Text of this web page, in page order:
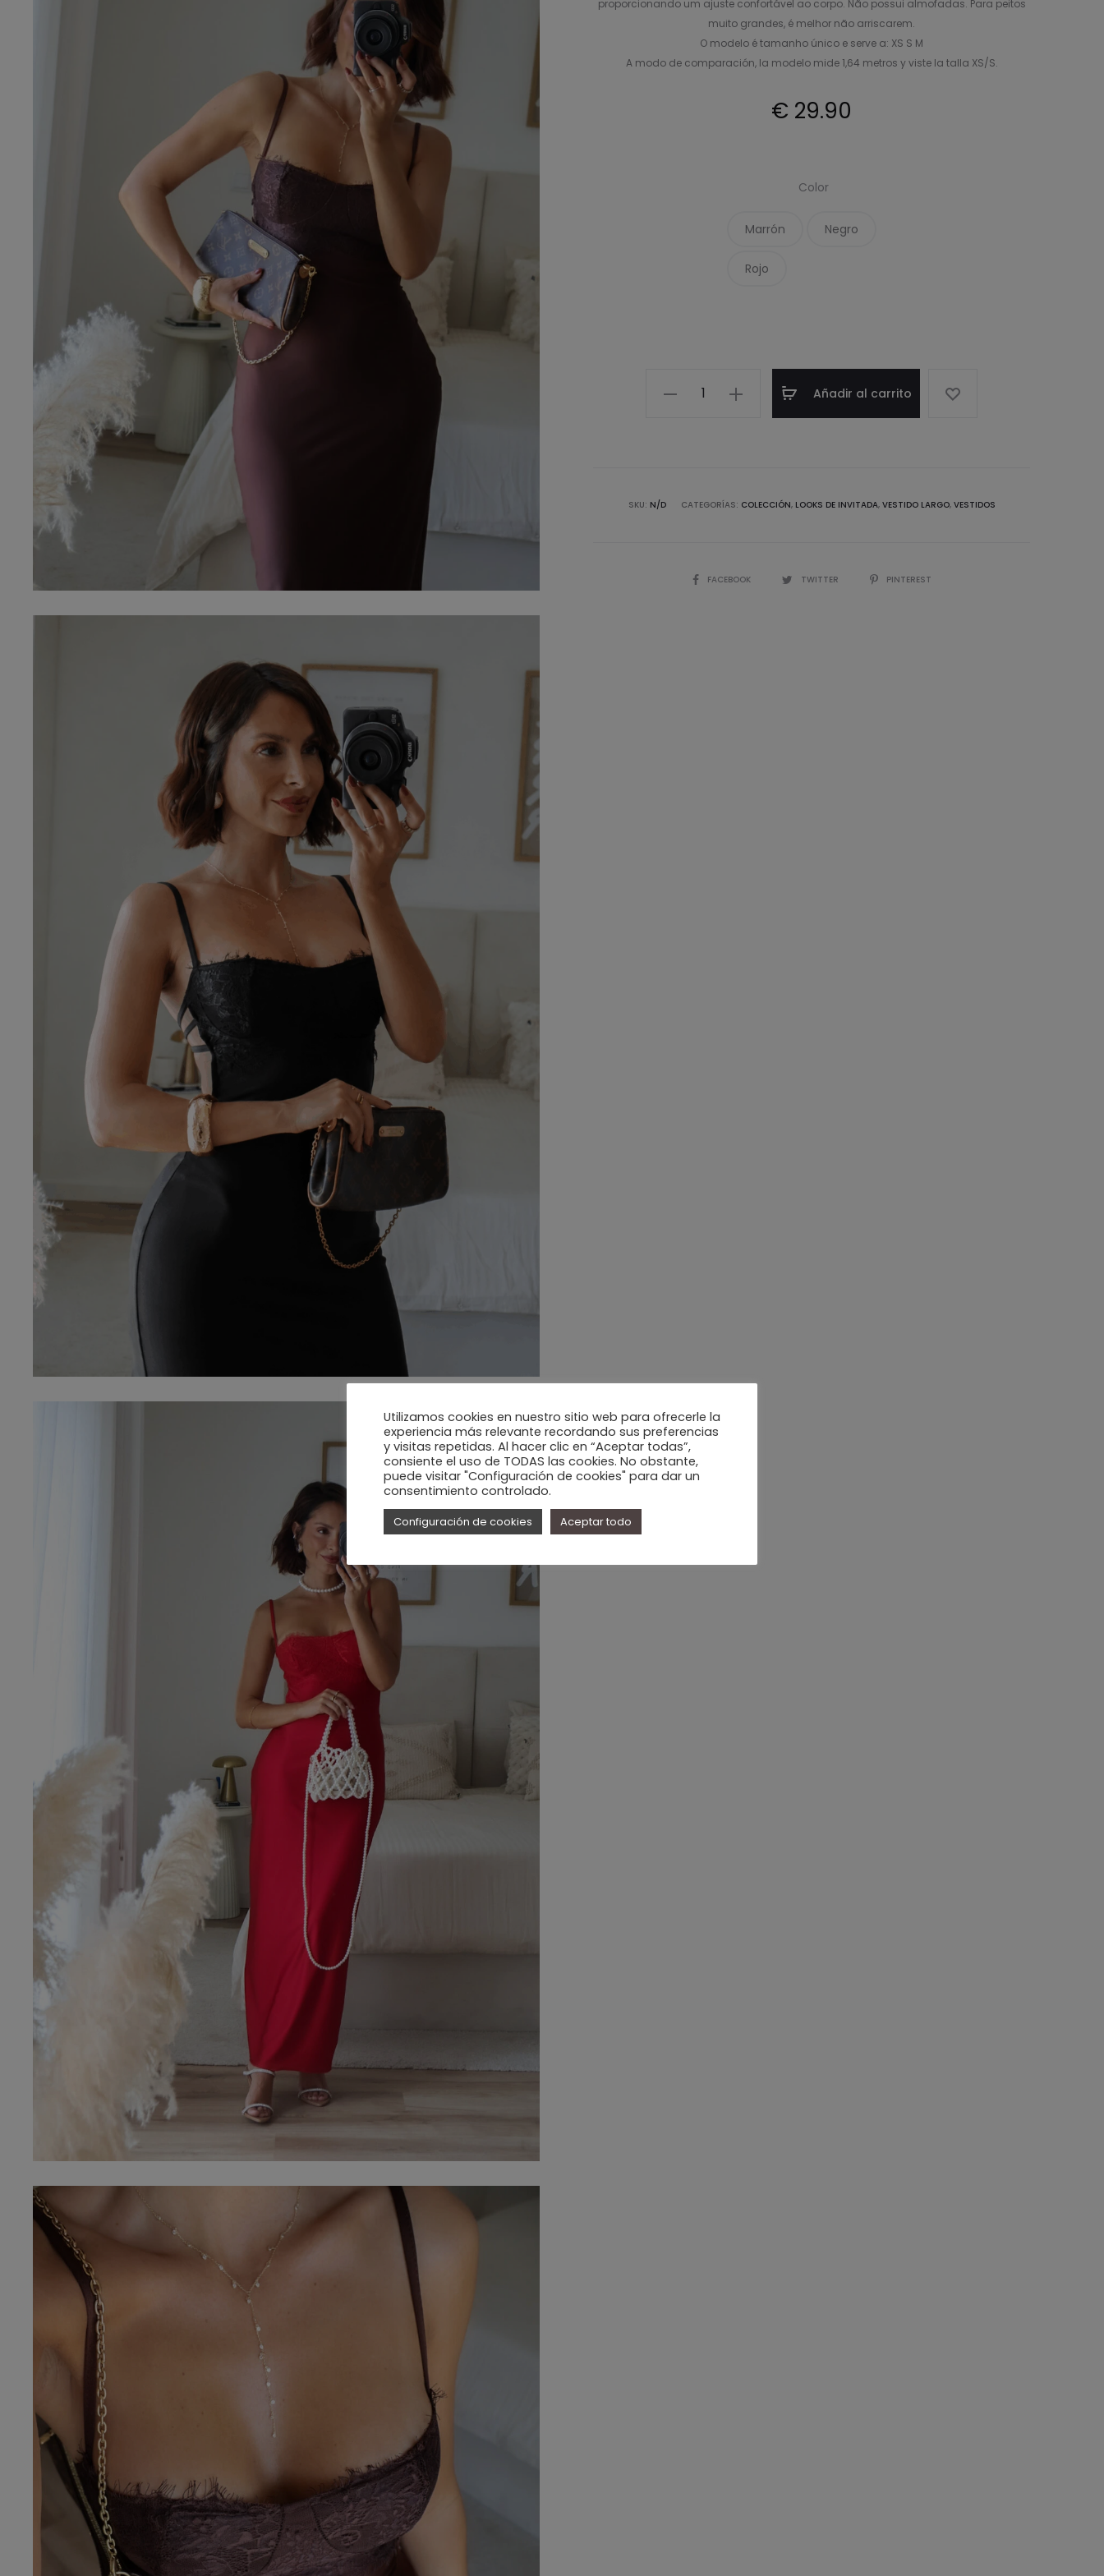
proporcionando um ajuste confortável ao corpo. Não possui almofadas. Para peitos
muito grandes, é melhor não arriscarem.
O modelo é tamanho único e serve a: XS S M
A modo de comparación, la modelo mide 1,64 metros y viste la talla XS/S.
€ 29.90
Color
Marrón Negro
Rojo
Añadir al carrito
SKU: N/D CATEGORÍAS: COLECCIÓN, LOOKS DE INVITADA, VESTIDO LARGO, VESTIDOS
COMPARTIR
FACEBOOK TWITTER PINTEREST
Utilizamos cookies en nuestro sitio web para ofrecerle la
experiencia más relevante recordando sus preferencias
y visitas repetidas. Al hacer clic en “Aceptar todas”,
consiente el uso de TODAS las cookies. No obstante,
puede visitar "Configuración de cookies" para dar un
consentimiento controlado.
Configuración de cookies Aceptar todo